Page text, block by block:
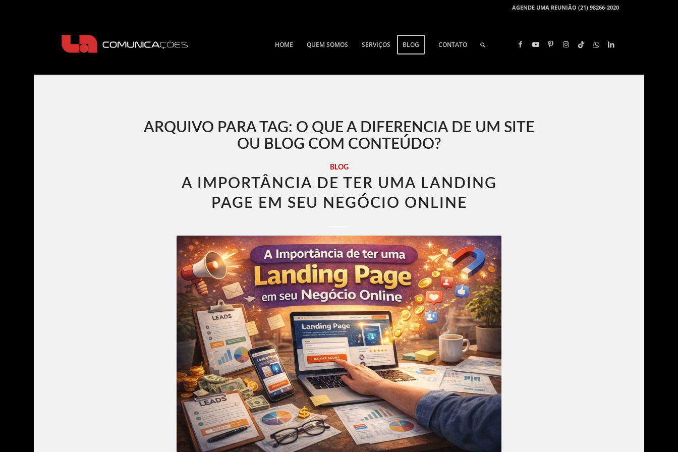
AGENDE UMA REUNIÃO (21) 98266-2020
HOME QUEM SOMOS SERVIÇOS BLOG CONTATO
ARQUIVO PARA TAG: O QUE A DIFERENCIA DE UM SITE
OU BLOG COM CONTEÚDO?
BLOG
A IMPORTÂNCIA DE TER UMA LANDING
PAGE EM SEU NEGÓCIO ONLINE